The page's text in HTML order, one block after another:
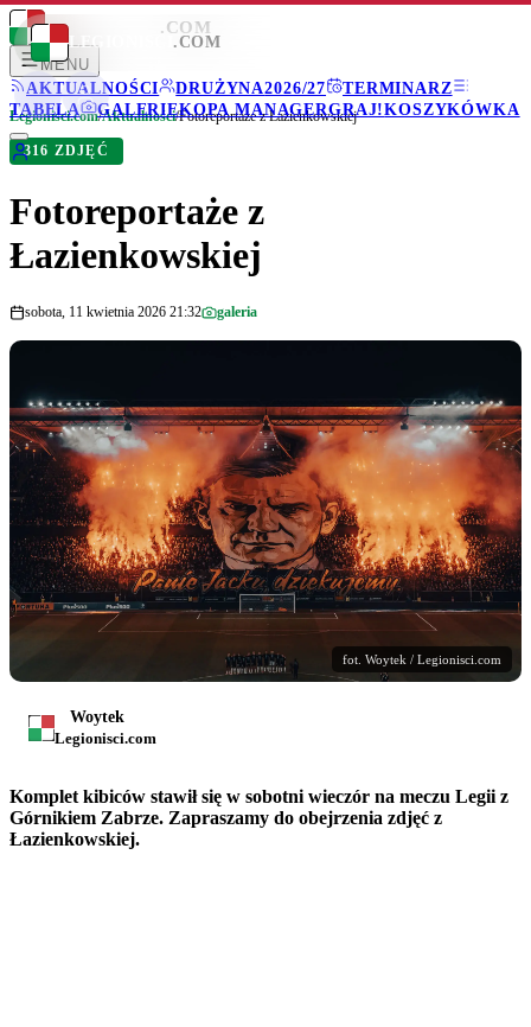
LEGIONISCI .COM
MENU
AKTUALNOŚCI
DRUŻYNA2026/27
TERMINARZ
TABELA
GALERIEKOPA MANAGERGRAJ!KOSZYKÓWKA
LEGIONISCI .COM
Legionisci.com/Aktualności/Fotoreportaże z Łazienkowskiej
316 ZDJĘĆ
Fotoreportaże z
Łazienkowskiej
sobota, 11 kwietnia 2026 21:32 galeria
fot. Woytek / Legionisci.com
Woytek
Legionisci.com
Komplet kibiców stawił się w sobotni wieczór na meczu Legii z
Górnikiem Zabrze. Zapraszamy do obejrzenia zdjęć z
Łazienkowskiej.